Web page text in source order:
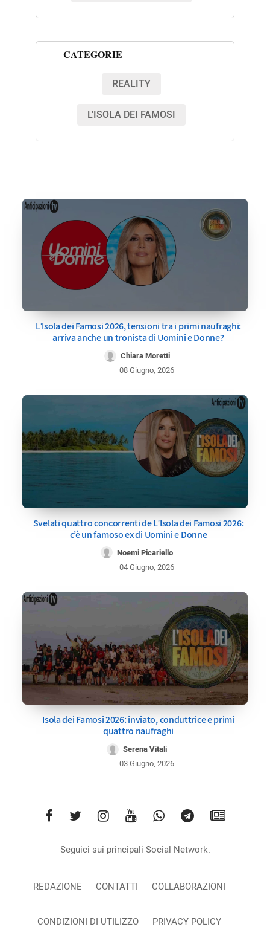
CATEGORIE
REALITY
L'ISOLA DEI FAMOSI
L’Isola dei Famosi 2026, tensioni tra i primi naufraghi:
arriva anche un tronista di Uomini e Donne?
Chiara Moretti
08 Giugno, 2026
Svelati quattro concorrenti de L’Isola dei Famosi 2026:
c’è un famoso ex di Uomini e Donne
Noemi Picariello
04 Giugno, 2026
Isola dei Famosi 2026: inviato, conduttrice e primi
quattro naufraghi
Serena Vitali
03 Giugno, 2026
Seguici sui principali Social Network.
REDAZIONE CONTATTI COLLABORAZIONI
CONDIZIONI DI UTILIZZO PRIVACY POLICY